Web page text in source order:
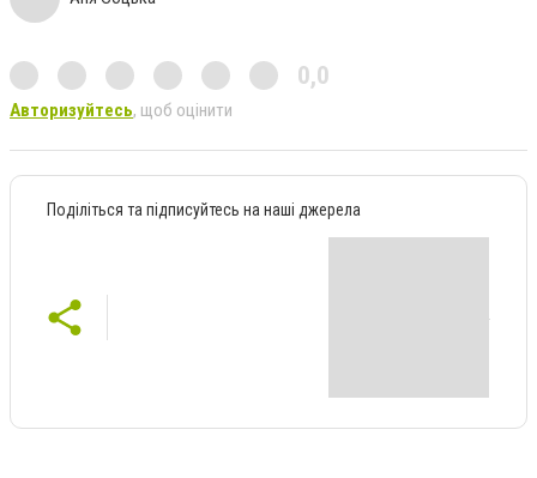
0,0
Авторизуйтесь, щоб оцінити
Поділіться та підписуйтесь на наші джерела